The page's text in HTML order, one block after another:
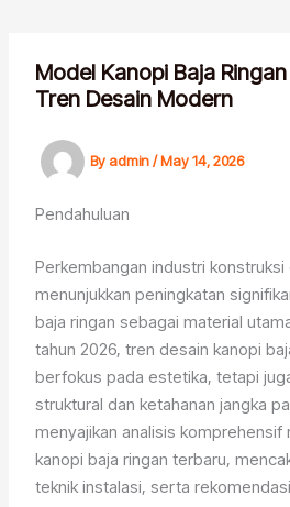
contentModel Kanopi Baja
Tren Desain Modern
Byadmin/May 14, 2026
Pendahuluan
Perkembangan industri konstruksi
menunjukkan peningkatan
baja ringan sebagai material
tahun 2026, tren desain kanopi
berfokus pada estetika, tetapi
struktural dan ketahanan jangka
menyajikan analisis komprehensif
kanopi baja ringan terbaru,
teknik instalasi, serta